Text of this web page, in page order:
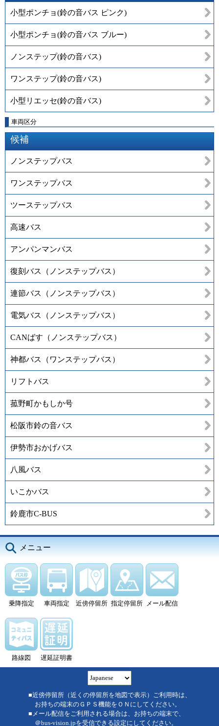
小型ポンチョ(鈴の音バス ピンク)
小型ポンチョ(鈴の音バス ブルー)
ノンステップ(鈴の音バス)
ワンステップ(鈴の音バス)
小型リエッセ(鈴の音バス)
車両区分
候補
ノンステップバス
ワンステップバス
ツーステップバス
高速バス
アンパンマンバス
復刻バス（ノンステップバス）
連節バス（ノンステップバス）
電気バス（ノンステップバス）
CANばす（ノンステップバス）
神都バス（ワンステップバス）
リフトバス
菰野町かもしか号
松阪市鈴の音バス
伊勢市おかげバス
八風バス
いこかバス
鈴鹿市C-BUS
メニュー
乗降指定 車両指定 近傍停留所 指定停留所 メール配信
路線図 遅延証明書
■近傍停留所（近くの停留所を地図で表示）ご利用時は、
お持ちの端末のＧＰＳ機能をＯＮにしてください。
■メール配信をご利用される場合は、お持ちの端末で、
＠bus-vision.jpを受信できる設定にしてください。